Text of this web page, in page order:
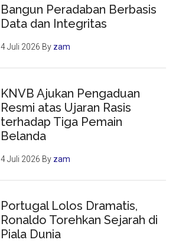
Bangun Peradaban Berbasis
Data dan Integritas
4 Juli 2026 By zam
KNVB Ajukan Pengaduan
Resmi atas Ujaran Rasis
terhadap Tiga Pemain
Belanda
4 Juli 2026 By zam
Portugal Lolos Dramatis,
Ronaldo Torehkan Sejarah di
Piala Dunia